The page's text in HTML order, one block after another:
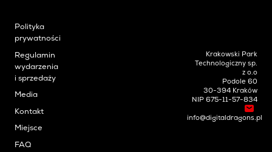
Polityka
prywatności
Regulamin
wydarzenia
i sprzedaży
Media
Kontakt
Miejsce
FAQ
Krakowski Park
Technologiczny sp.
z o.o
Podole 60
30-394 Kraków
NIP 675-11-57-834
info@digitaldragons.pl